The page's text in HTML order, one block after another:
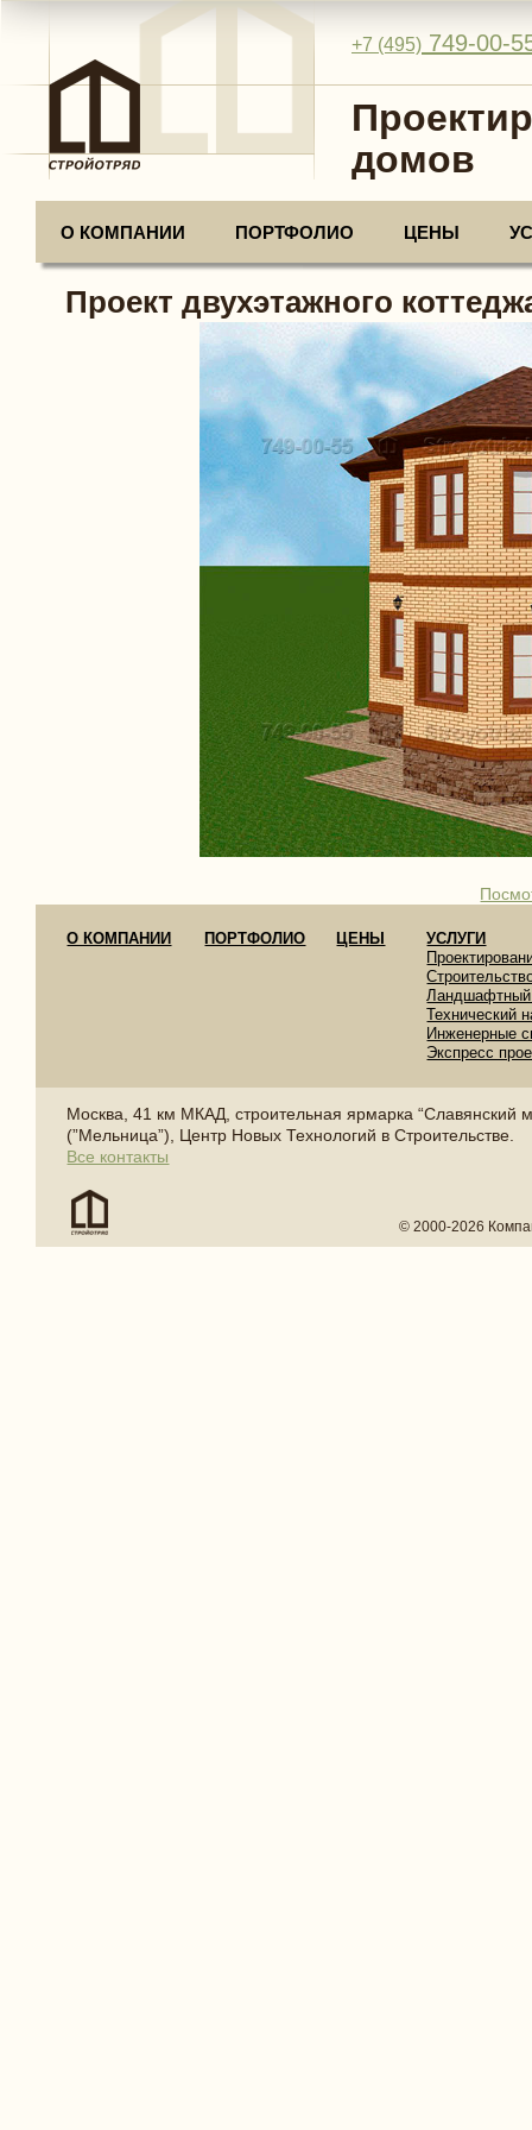
домов
+7 (495) 749-00-
О КОМПАНИИ ПОРТФОЛИО ЦЕНЫ
Проект двухэтажного
О КОМПАНИИ ПОРТФОЛИО ЦЕНЫ
УСЛУГИ
Ландшафтный
Технический
Инженерные
Экспресс
Москва, 41 км МКАД, строительная ярмарка “Славянский
(”Мельница”), Центр Новых Технологий в Строительстве.
Все контакты
© 2000-2026